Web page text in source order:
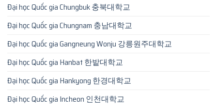
Đại học Quốc gia Chungbuk 충북대학교
Đại học Quốc gia Chungnam 충남대학교
Đại học Quốc gia Gangneung Wonju 강릉원주대학교
Đại học Quốc gia Hanbat 한밭대학교
Đại học Quốc gia Hankyong 한경대학교
Đại học Quốc gia Incheon 인천대학교